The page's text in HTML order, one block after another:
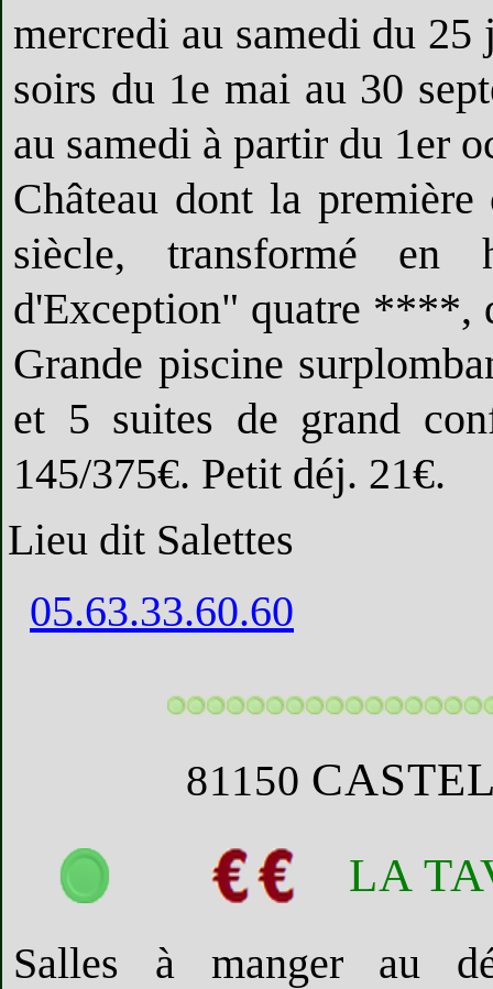
mercredi au samedi du
soirs du 1e mai au 30
au samedi à partir du 1er
Château dont la
siècle, transformé en
d'Exception" quatre ****,
Grande piscine
et 5 suites de grand
145/375€. Petit déj. 21€.
Lieu dit Salettes
05.63.33.60.60
81150
LA
Salles à manger au